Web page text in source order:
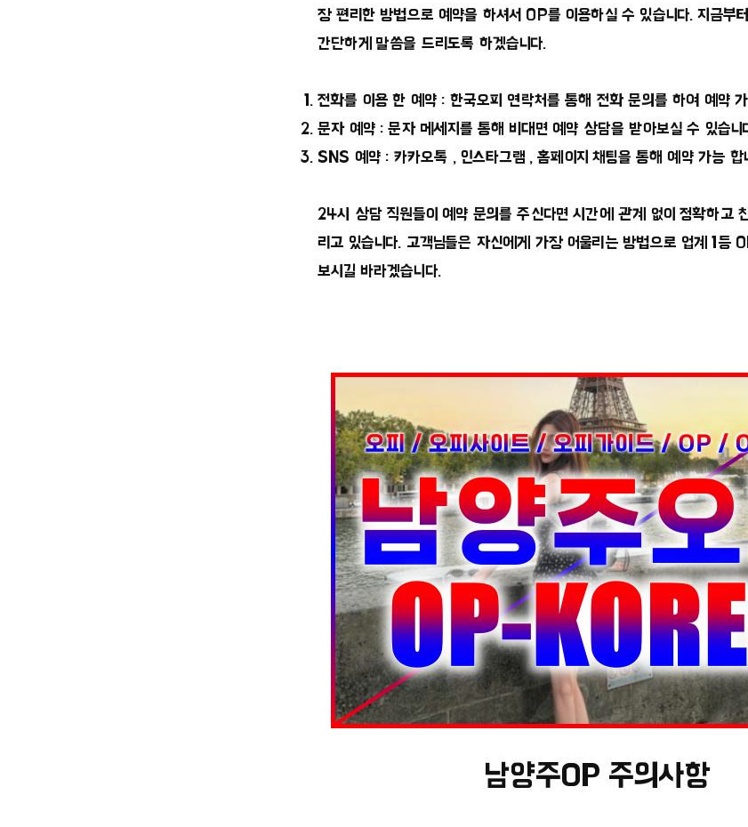
장 편리한 방법으로 예약을 하셔서 OP를 이용하실 수 있습니다. 지금부
간단하게 말씀을 드리도록 하겠습니다.
전화를 이용 한 예약 : 한국오피 연락처를 통해 전화 문의를 하여 예약
문자 예약 : 문자 메세지를 통해 비대면 예약 상담을 받아보실 수 있습니
SNS 예약 : 카카오톡 , 인스타그램 , 홈페이지 채팅을 통해 예약 가능 합
24시 상담 직원들이 예약 문의를 주신다면 시간에 관계 없이 정확하고
리고 있습니다. 고객님들은 자신에게 가장 어울리는 방법으로 업계 1등
보시길 바라겠습니다.
남양주OP 주의사항